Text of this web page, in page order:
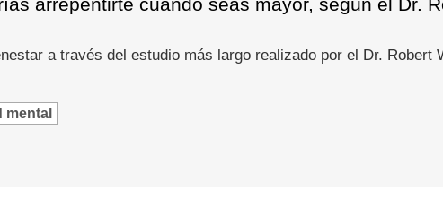
arrepentirte cuando seas mayor, según el Dr.
a través del estudio más largo realizado por el Dr. Robert
mental